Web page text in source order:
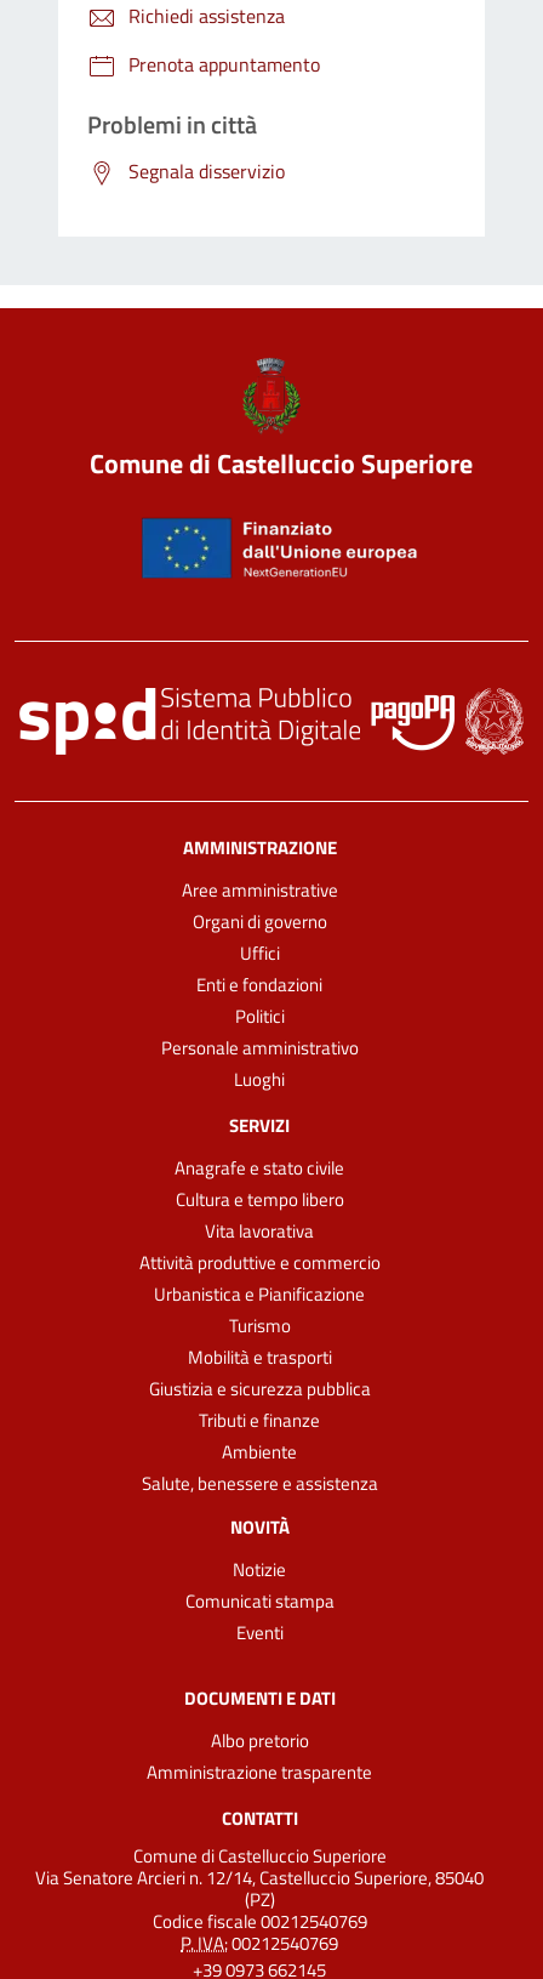
Richiedi assistenza
Prenota appuntamento
Problemi in città
Segnala disservizio
Comune di Castelluccio Superiore
AMMINISTRAZIONE
Aree amministrative
Organi di governo
Uffici
Enti e fondazioni
Politici
Personale amministrativo
Luoghi
SERVIZI
Anagrafe e stato civile
Cultura e tempo libero
Vita lavorativa
Attività produttive e commercio
Urbanistica e Pianificazione
Turismo
Mobilità e trasporti
Giustizia e sicurezza pubblica
Tributi e finanze
Ambiente
Salute, benessere e assistenza
NOVITÀ
Notizie
Comunicati stampa
Eventi
DOCUMENTI E DATI
Albo pretorio
Amministrazione trasparente
CONTATTI
Comune di Castelluccio Superiore
Via Senatore Arcieri n. 12/14, Castelluccio Superiore, 85040
(PZ)
Codice fiscale 00212540769
P. IVA:00212540769
+39 0973 662145